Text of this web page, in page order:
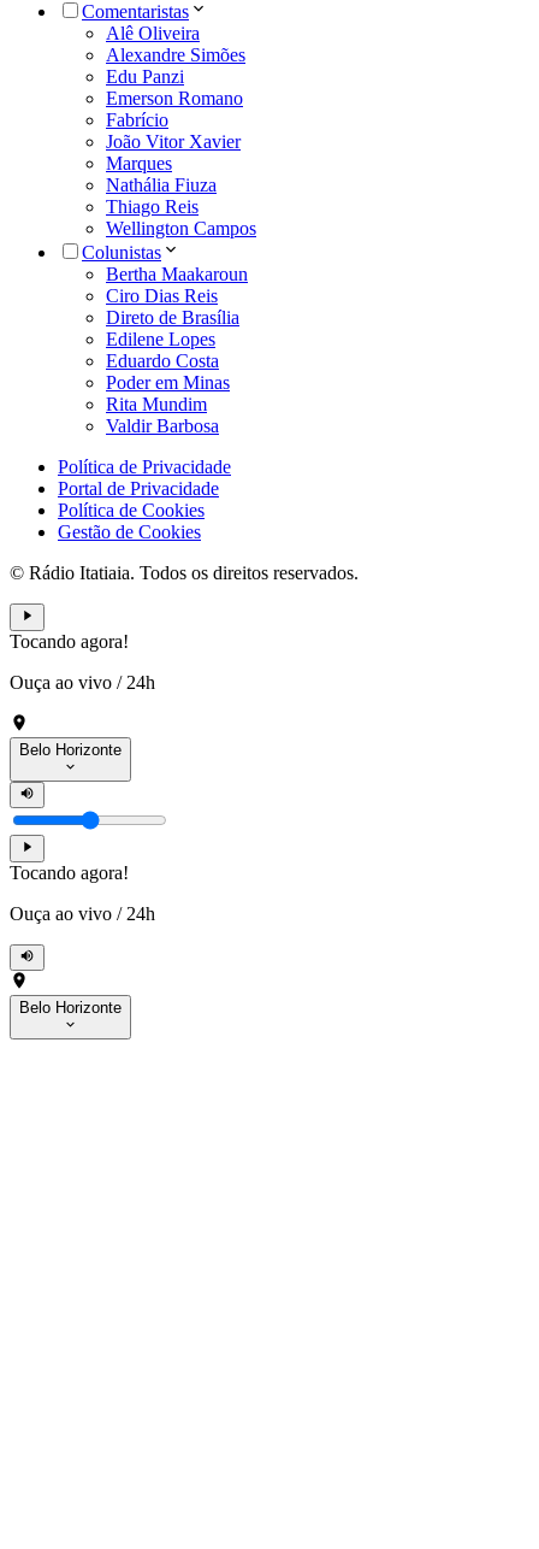
Comentaristas
Alê Oliveira
Alexandre Simões
Edu Panzi
Emerson Romano
Fabrício
João Vitor Xavier
Marques
Nathália Fiuza
Thiago Reis
Wellington Campos
Colunistas
Bertha Maakaroun
Ciro Dias Reis
Direto de Brasília
Edilene Lopes
Eduardo Costa
Poder em Minas
Rita Mundim
Valdir Barbosa
Política de Privacidade
Portal de Privacidade
Política de Cookies
Gestão de Cookies
© Rádio Itatiaia. Todos os direitos reservados.
Tocando agora!
Ouça ao vivo / 24h
Belo Horizonte
Tocando agora!
Ouça ao vivo / 24h
Belo Horizonte